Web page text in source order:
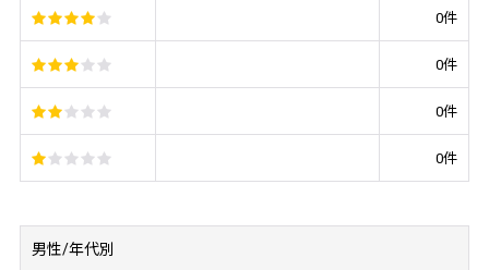
0件
0件
0件
0件
男性/年代別